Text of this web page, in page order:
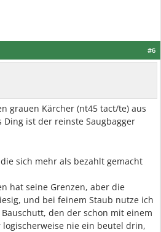
#6
grauen Kärcher (nt45 tact/te) aus
Ding ist der reinste Saugbagger
sich mehr als bezahlt gemacht
hat seine Grenzen, aber die
und bei feinem Staub nutze ich
den der schon mit einem
nie ein beutel drin,